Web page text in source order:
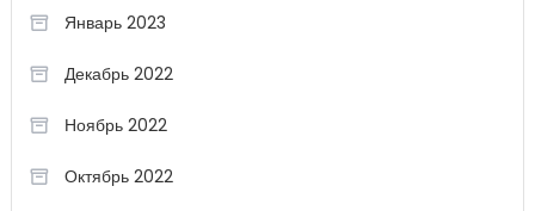
Январь 2023
Декабрь 2022
Ноябрь 2022
Октябрь 2022